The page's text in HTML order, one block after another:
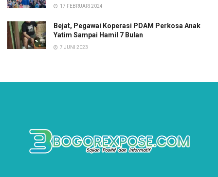
17 FEBRUARI 2024
Bejat, Pegawai Koperasi PDAM Perkosa Anak
Yatim Sampai Hamil 7 Bulan
7 JUNI 2023